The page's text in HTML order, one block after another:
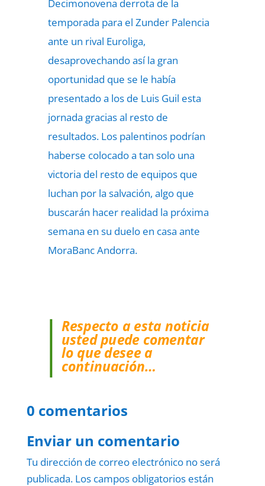
Decimonovena derrota de la
temporada para el Zunder Palencia
ante un rival Euroliga,
desaprovechando así la gran
oportunidad que se le había
presentado a los de Luis Guil esta
jornada gracias al resto de
resultados. Los palentinos podrían
haberse colocado a tan solo una
victoria del resto de equipos que
luchan por la salvación, algo que
buscarán hacer realidad la próxima
semana en su duelo en casa ante
MoraBanc Andorra.
Respecto a esta noticia
usted puede comentar
lo que desee a
continuación…
0 comentarios
Enviar un comentario
Tu dirección de correo electrónico no será
publicada. Los campos obligatorios están